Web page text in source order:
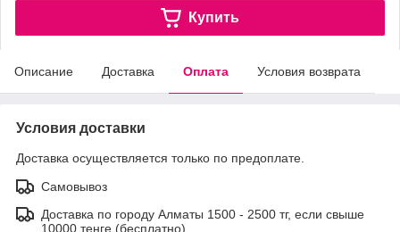
Купить
Описание Доставка Оплата Условия возврата
Условия доставки
Доставка осуществляется только по предоплате.
Самовывоз
Доставка по городу Алматы 1500 - 2500 тг, если свыше
10000 тенге (бесплатно)